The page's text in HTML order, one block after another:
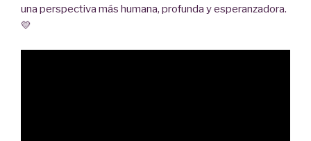
una perspectiva más humana, profunda y esperanzadora.
💛